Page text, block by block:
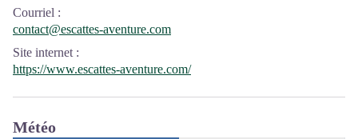
Courriel :
contact@escattes-aventure.com
Site internet :
https://www.escattes-aventure.com/
Météo